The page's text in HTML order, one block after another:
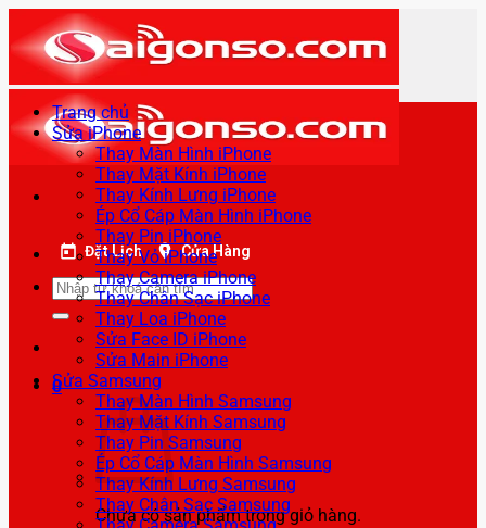
qua
nội
dung
Đặt Lịch Cửa Hàng
Tìm
kiếm:
0
Chưa có sản phẩm trong giỏ hàng.
Trang chủ
Sửa iPhone
Thay Màn Hình iPhone
Thay Mặt Kính iPhone
Thay Kính Lưng iPhone
Ép Cổ Cáp Màn Hình iPhone
Thay Pin iPhone
Thay Vỏ iPhone
Thay Camera iPhone
Thay Chân Sạc iPhone
Thay Loa iPhone
Sửa Face ID iPhone
Sửa Main iPhone
Sửa Samsung
Thay Màn Hình Samsung
Thay Mặt Kính Samsung
Thay Pin Samsung
Ép Cổ Cáp Màn Hình Samsung
Thay Kính Lưng Samsung
Thay Chân Sạc Samsung